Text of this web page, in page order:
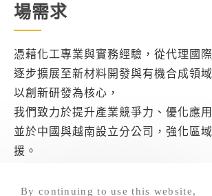
場需求
憑藉化工專業與實務經驗，從代理國
逐步擴展至新材料開發與有機合成領域
以創新研發為核心，
我們致力於提升產業競爭力、優化應用
並於中國與越南設立分公司，強化區
援。
新品發表｜技術與應用
By continuing to use this website,